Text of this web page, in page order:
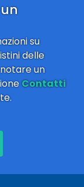
su
delle
un
Contatti